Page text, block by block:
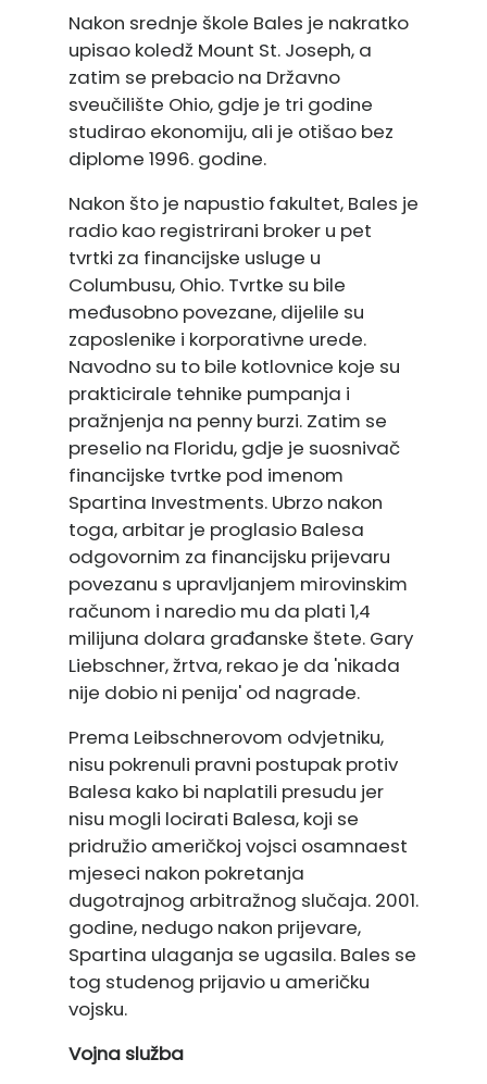
Nakon srednje škole Bales je nakratko
upisao koledž Mount St. Joseph, a
zatim se prebacio na Državno
sveučilište Ohio, gdje je tri godine
studirao ekonomiju, ali je otišao bez
diplome 1996. godine.
Nakon što je napustio fakultet, Bales je
radio kao registrirani broker u pet
tvrtki za financijske usluge u
Columbusu, Ohio. Tvrtke su bile
međusobno povezane, dijelile su
zaposlenike i korporativne urede.
Navodno su to bile kotlovnice koje su
prakticirale tehnike pumpanja i
pražnjenja na penny burzi. Zatim se
preselio na Floridu, gdje je suosnivač
financijske tvrtke pod imenom
Spartina Investments. Ubrzo nakon
toga, arbitar je proglasio Balesa
odgovornim za financijsku prijevaru
povezanu s upravljanjem mirovinskim
računom i naredio mu da plati 1,4
milijuna dolara građanske štete. Gary
Liebschner, žrtva, rekao je da 'nikada
nije dobio ni penija' od nagrade.
Prema Leibschnerovom odvjetniku,
nisu pokrenuli pravni postupak protiv
Balesa kako bi naplatili presudu jer
nisu mogli locirati Balesa, koji se
pridružio američkoj vojsci osamnaest
mjeseci nakon pokretanja
dugotrajnog arbitražnog slučaja. 2001.
godine, nedugo nakon prijevare,
Spartina ulaganja se ugasila. Bales se
tog studenog prijavio u američku
vojsku.
Vojna služba